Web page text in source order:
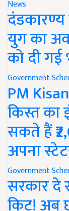
News
युग का
को दी गई
Government
PM
किस्त का
सकते हैं
अपना
Government
सरकार दे
किट! अब